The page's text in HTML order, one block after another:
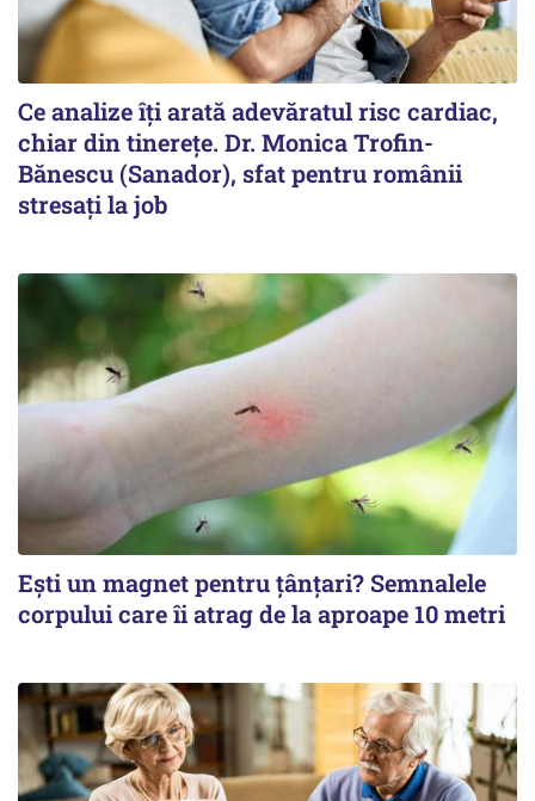
Ce analize îți arată adevăratul risc cardiac,
chiar din tinerețe. Dr. Monica Trofin-
Bănescu (Sanador), sfat pentru românii
stresați la job
Ești un magnet pentru țânțari? Semnalele
corpului care îi atrag de la aproape 10 metri